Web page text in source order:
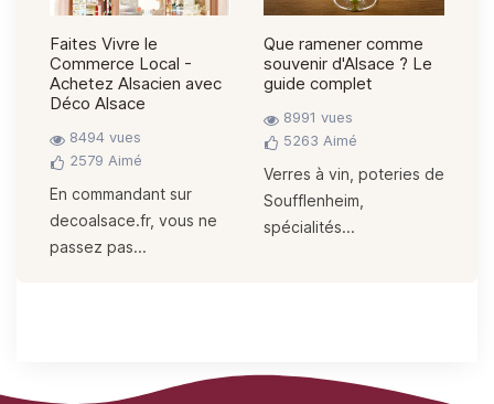
Faites Vivre le
Commerce Local -
Achetez Alsacien avec
Déco Alsace
8494 vues
2579 Aimé
En commandant sur
decoalsace.fr, vous ne
passez pas...
Que ramener comme
souvenir d'Alsace ? Le
guide complet
8991 vues
5263 Aimé
Verres à vin, poteries de
Soufflenheim,
spécialités...